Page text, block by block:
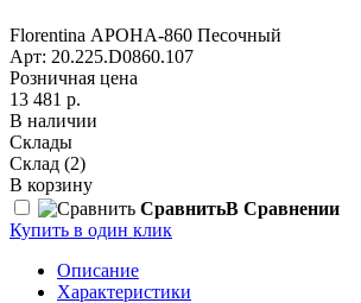
Florentina АРОНА-860 Песочный
Арт: 20.225.D0860.107
Розничная цена
13 481 р.
В наличии
Склады
Склад (2)
В корзину
СравнитьВ Сравнении
Купить в один клик
Описание
Характеристики